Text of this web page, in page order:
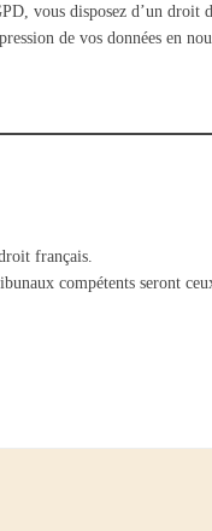
vous disposez d’un droit
de vos données en
français.
compétents seront